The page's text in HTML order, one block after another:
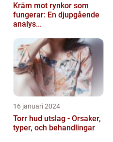
Kräm mot rynkor som
fungerar: En djupgående
analys...
16 januari 2024
Torr hud utslag - Orsaker,
typer, och behandlingar